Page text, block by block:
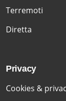
Terremoti
Diretta
Privacy
Cookies &